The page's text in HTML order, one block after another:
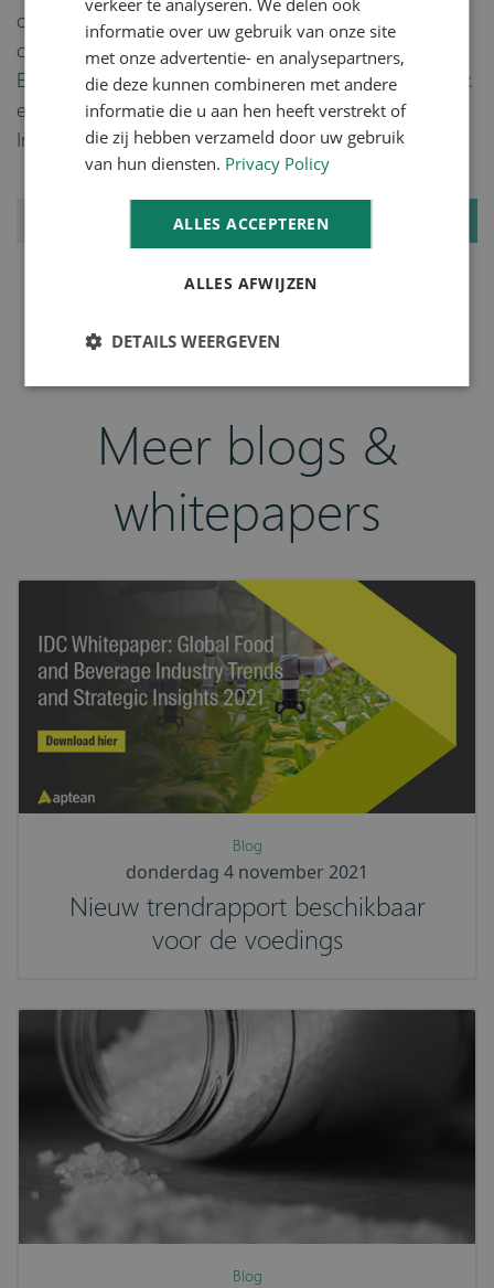
op het milieu. De Verspillingsfabriek gaat zich IFS
certificeren en legt daarmee de kwaliteitslat zeer hoog.
Een goed ERP-software systeem is hierbij onontbeerlijk
en daarom hebben zij voor Foodware van Schouw
Informatisering gekozen.
28 augustus 2018
Terug naar overzicht
Meer blogs &
whitepapers
Blog
donderdag 4 november 2021
Nieuw trendrapport beschikbaar
voor de voedings
Blog
informatie over uw gebruik van onze site
met onze advertentie- en analysepartners,
die deze kunnen combineren met andere
informatie die u aan hen heeft verstrekt of
die zij hebben verzameld door uw gebruik
van hun diensten. Privacy Policy
ALLES ACCEPTEREN
ALLES AFWIJZEN
DETAILS WEERGEVEN